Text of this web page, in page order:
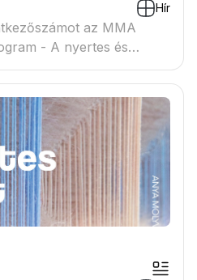
Hír
az MMA
- A nyertes és
megtekinthető a